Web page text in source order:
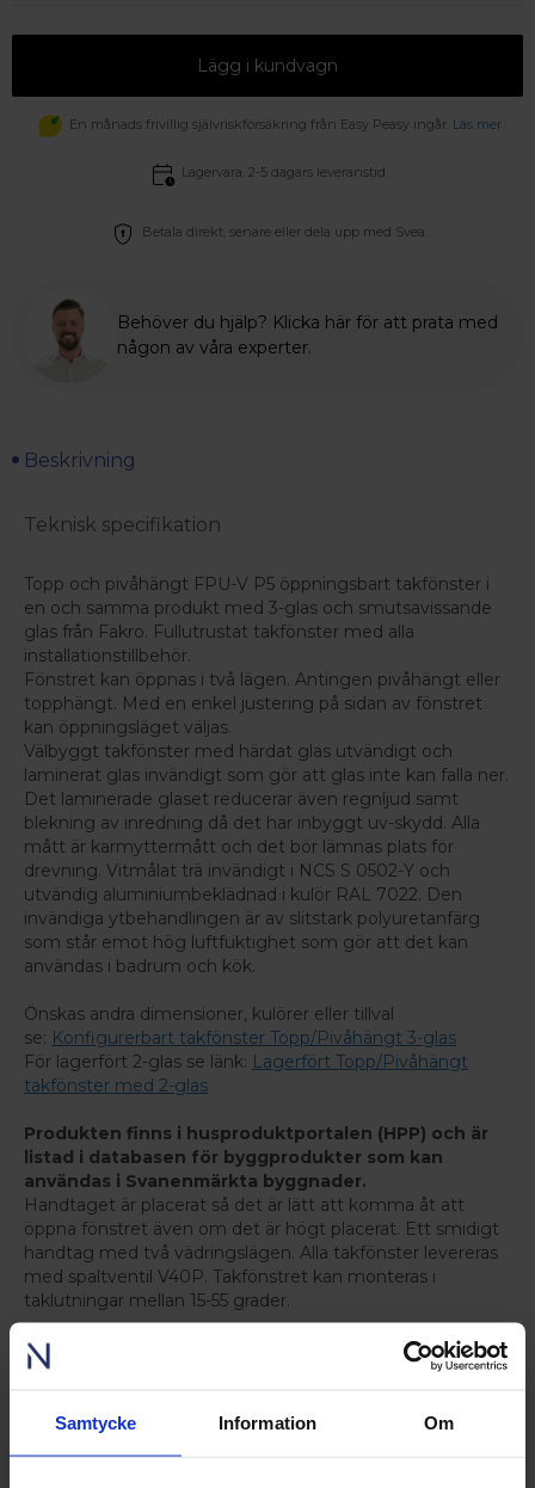
Samtycke Information Om
Lägg i kundvagn
En månads frivillig självriskförsäkring från Easy Peasy ingår. Läs mer
Lagervara. 2-5 dagars leveranstid.
Betala direkt, senare eller dela upp med Svea.
Behöver du hjälp? Klicka här för att prata med
någon av våra experter.
Beskrivning
Teknisk specifikation
Topp och pivåhängt FPU-V P5 öppningsbart takfönster i
en och samma produkt med 3-glas och smutsavissande
glas från Fakro. Fullutrustat takfönster med alla
installationstillbehör.
Fönstret kan öppnas i två lägen. Antingen pivåhängt eller
topphängt. Med en enkel justering på sidan av fönstret
kan öppningsläget väljas.
Välbyggt takfönster med härdat glas utvändigt och
laminerat glas invändigt som gör att glas inte kan falla ner.
Det laminerade glaset reducerar även regnljud samt
blekning av inredning då det har inbyggt uv-skydd. Alla
mått är karmyttermått och det bör lämnas plats för
drevning. Vitmålat trä invändigt i NCS S 0502-Y och
utvändig aluminiumbeklädnad i kulör RAL 7022. Den
invändiga ytbehandlingen är av slitstark polyuretanfärg
som står emot hög luftfuktighet som gör att det kan
användas i badrum och kök.
Önskas andra dimensioner, kulörer eller tillval
se: Konfigurerbart takfönster Topp/Pivåhängt 3-glas
För lagerfört 2-glas se länk: Lagerfört Topp/Pivåhängt
takfönster med 2-glas
Produkten finns i husproduktportalen (HPP) och är
listad i databasen för byggprodukter som kan
användas i Svanenmärkta byggnader.
Handtaget är placerat så det är lätt att komma åt att
öppna fönstret även om det är högt placerat. Ett smidigt
handtag med två vädringslägen. Alla takfönster levereras
med spaltventil V40P. Takfönstret kan monteras i
taklutningar mellan 15-55 grader.
Komplett paket för installation ingår
Takfönstret levereras med allt du behöver för
intäckningsplåtar, tätkrage, isoleringsram, invändig